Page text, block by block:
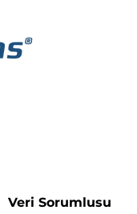
Veri Sorumlusu